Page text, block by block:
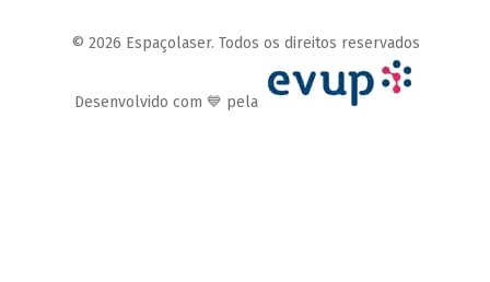
© 2026 Espaçolaser. Todos os direitos reservados
Desenvolvido com 💙 pela